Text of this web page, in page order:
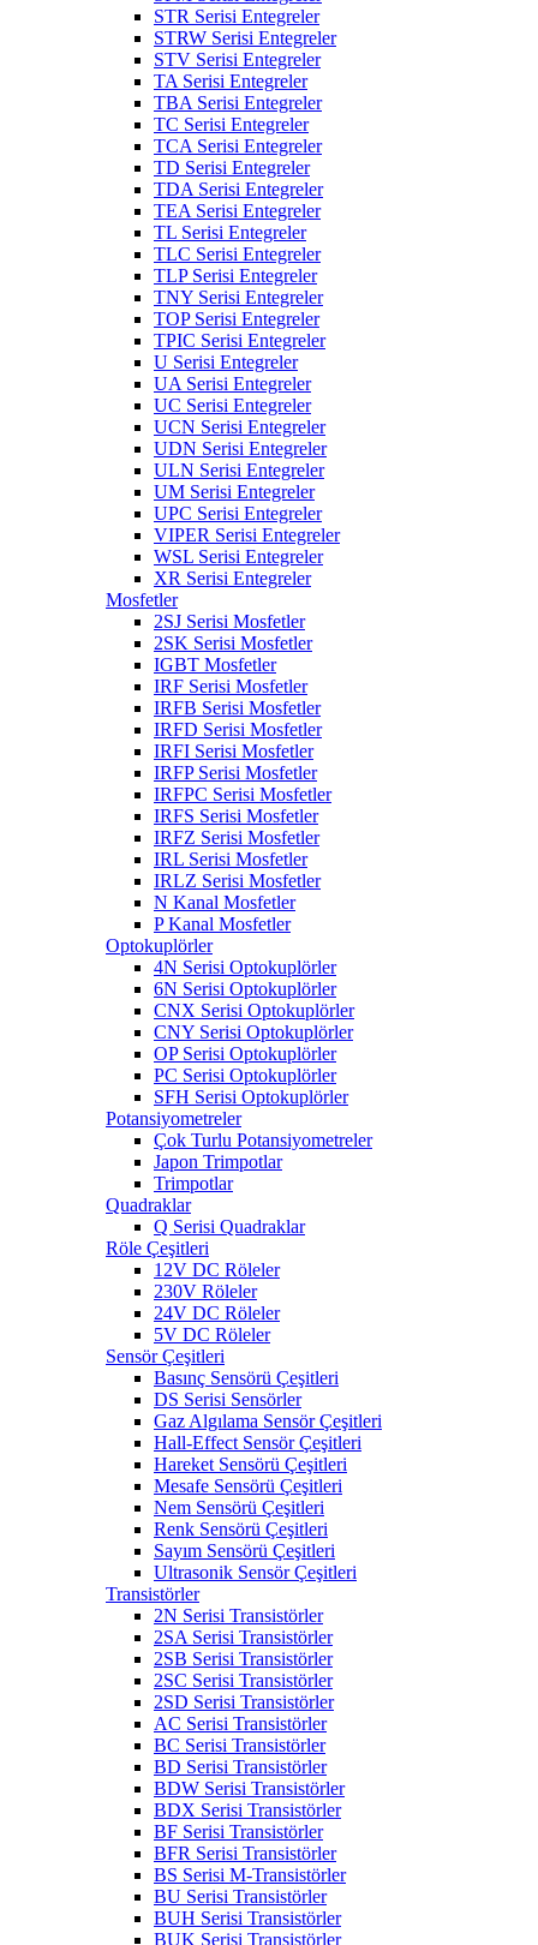
STR Serisi Entegreler
STRW Serisi Entegreler
STV Serisi Entegreler
TA Serisi Entegreler
TBA Serisi Entegreler
TC Serisi Entegreler
TCA Serisi Entegreler
TD Serisi Entegreler
TDA Serisi Entegreler
TEA Serisi Entegreler
TL Serisi Entegreler
TLC Serisi Entegreler
TLP Serisi Entegreler
TNY Serisi Entegreler
TOP Serisi Entegreler
TPIC Serisi Entegreler
U Serisi Entegreler
UA Serisi Entegreler
UC Serisi Entegreler
UCN Serisi Entegreler
UDN Serisi Entegreler
ULN Serisi Entegreler
UM Serisi Entegreler
UPC Serisi Entegreler
VIPER Serisi Entegreler
WSL Serisi Entegreler
XR Serisi Entegreler
Mosfetler
2SJ Serisi Mosfetler
2SK Serisi Mosfetler
IGBT Mosfetler
IRF Serisi Mosfetler
IRFB Serisi Mosfetler
IRFD Serisi Mosfetler
IRFI Serisi Mosfetler
IRFP Serisi Mosfetler
IRFPC Serisi Mosfetler
IRFS Serisi Mosfetler
IRFZ Serisi Mosfetler
IRL Serisi Mosfetler
IRLZ Serisi Mosfetler
N Kanal Mosfetler
P Kanal Mosfetler
Optokuplörler
4N Serisi Optokuplörler
6N Serisi Optokuplörler
CNX Serisi Optokuplörler
CNY Serisi Optokuplörler
OP Serisi Optokuplörler
PC Serisi Optokuplörler
SFH Serisi Optokuplörler
Potansiyometreler
Çok Turlu Potansiyometreler
Japon Trimpotlar
Trimpotlar
Quadraklar
Q Serisi Quadraklar
Röle Çeşitleri
12V DC Röleler
230V Röleler
24V DC Röleler
5V DC Röleler
Sensör Çeşitleri
Basınç Sensörü Çeşitleri
DS Serisi Sensörler
Gaz Algılama Sensör Çeşitleri
Hall-Effect Sensör Çeşitleri
Hareket Sensörü Çeşitleri
Mesafe Sensörü Çeşitleri
Nem Sensörü Çeşitleri
Renk Sensörü Çeşitleri
Sayım Sensörü Çeşitleri
Ultrasonik Sensör Çeşitleri
Transistörler
2N Serisi Transistörler
2SA Serisi Transistörler
2SB Serisi Transistörler
2SC Serisi Transistörler
2SD Serisi Transistörler
AC Serisi Transistörler
BC Serisi Transistörler
BD Serisi Transistörler
BDW Serisi Transistörler
BDX Serisi Transistörler
BF Serisi Transistörler
BFR Serisi Transistörler
BS Serisi M-Transistörler
BU Serisi Transistörler
BUH Serisi Transistörler
BUK Serisi Transistörler